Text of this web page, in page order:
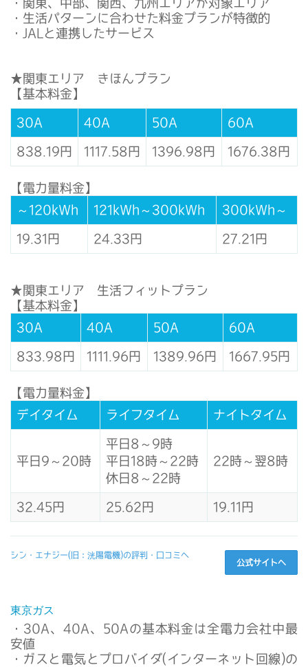
・関東、中部、関西、九州エリアが対象エリア
・生活パターンに合わせた料金プランが特徴的
・JALと連携したサービス
★関東エリア きほんプラン
【基本料金】
30A 40A 50A 60A
838.19円 1117.58円 1396.98円 1676.38円
【電力量料金】
～120kWh
121kWh～300kWh 300kWh～
19.31円 24.33円 27.21円
★関東エリア 生活フィットプラン
【基本料金】
30A
40A 50A 60A
833.98円 1111.96円 1389.96円 1667.95円
【電力量料金】
デイタイム
ライフタイム ナイトタイム
平日9～20時
平日8～9時
平日18時～22時
休日8～22時
22時～翌8時
32.45円 25.62円 19.11円
シン・エナジー(旧：洸陽電機)の評判・口コミへ
公式サイトへ
東京ガス
・30A、40A、50Aの基本料金は全電力会社中最
安値
・ガスと電気とプロバイダ(インターネット回線)の